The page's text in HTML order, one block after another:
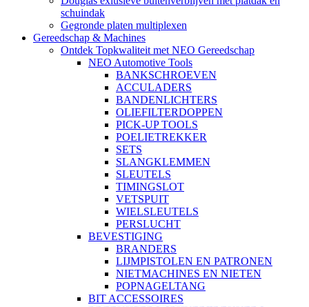
schuindak
Gegronde platen multiplexen
Gereedschap & Machines
Ontdek Topkwaliteit met NEO Gereedschap
NEO Automotive Tools
BANKSCHROEVEN
ACCULADERS
BANDENLICHTERS
OLIEFILTERDOPPEN
PICK-UP TOOLS
POELIETREKKER
SETS
SLANGKLEMMEN
SLEUTELS
TIMINGSLOT
VETSPUIT
WIELSLEUTELS
PERSLUCHT
BEVESTIGING
BRANDERS
LIJMPISTOLEN EN PATRONEN
NIETMACHINES EN NIETEN
POPNAGELTANG
BIT ACCESSOIRES